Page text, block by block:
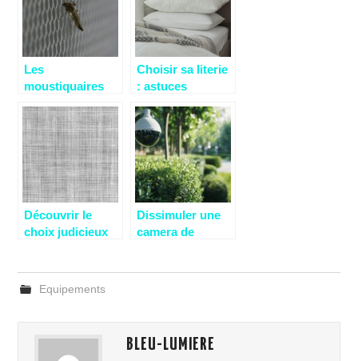
Les
moustiquaires
portes : quels
criteres de choix
retenir ?
Choisir sa literie
: astuces
un bon sommeil
Découvrir le
choix judicieux
qualité pour les
produits
Dissimuler une
camera de
Equipements
BLEU-LUMIERE